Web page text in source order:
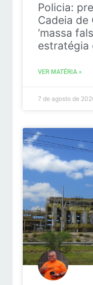
Policia:
Cadeia de
‘massa
estratégia
VER MATÉRIA »
7 de agosto de